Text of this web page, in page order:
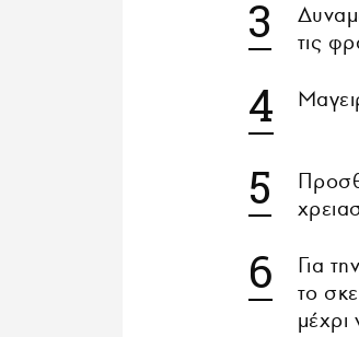
τις
Για
το
μέχρι